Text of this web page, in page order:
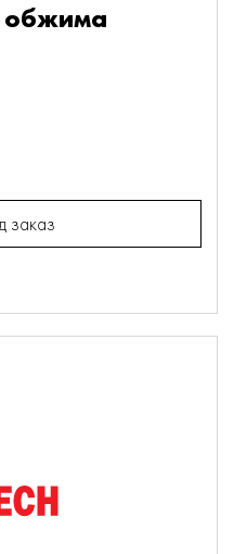
обжима
заказ